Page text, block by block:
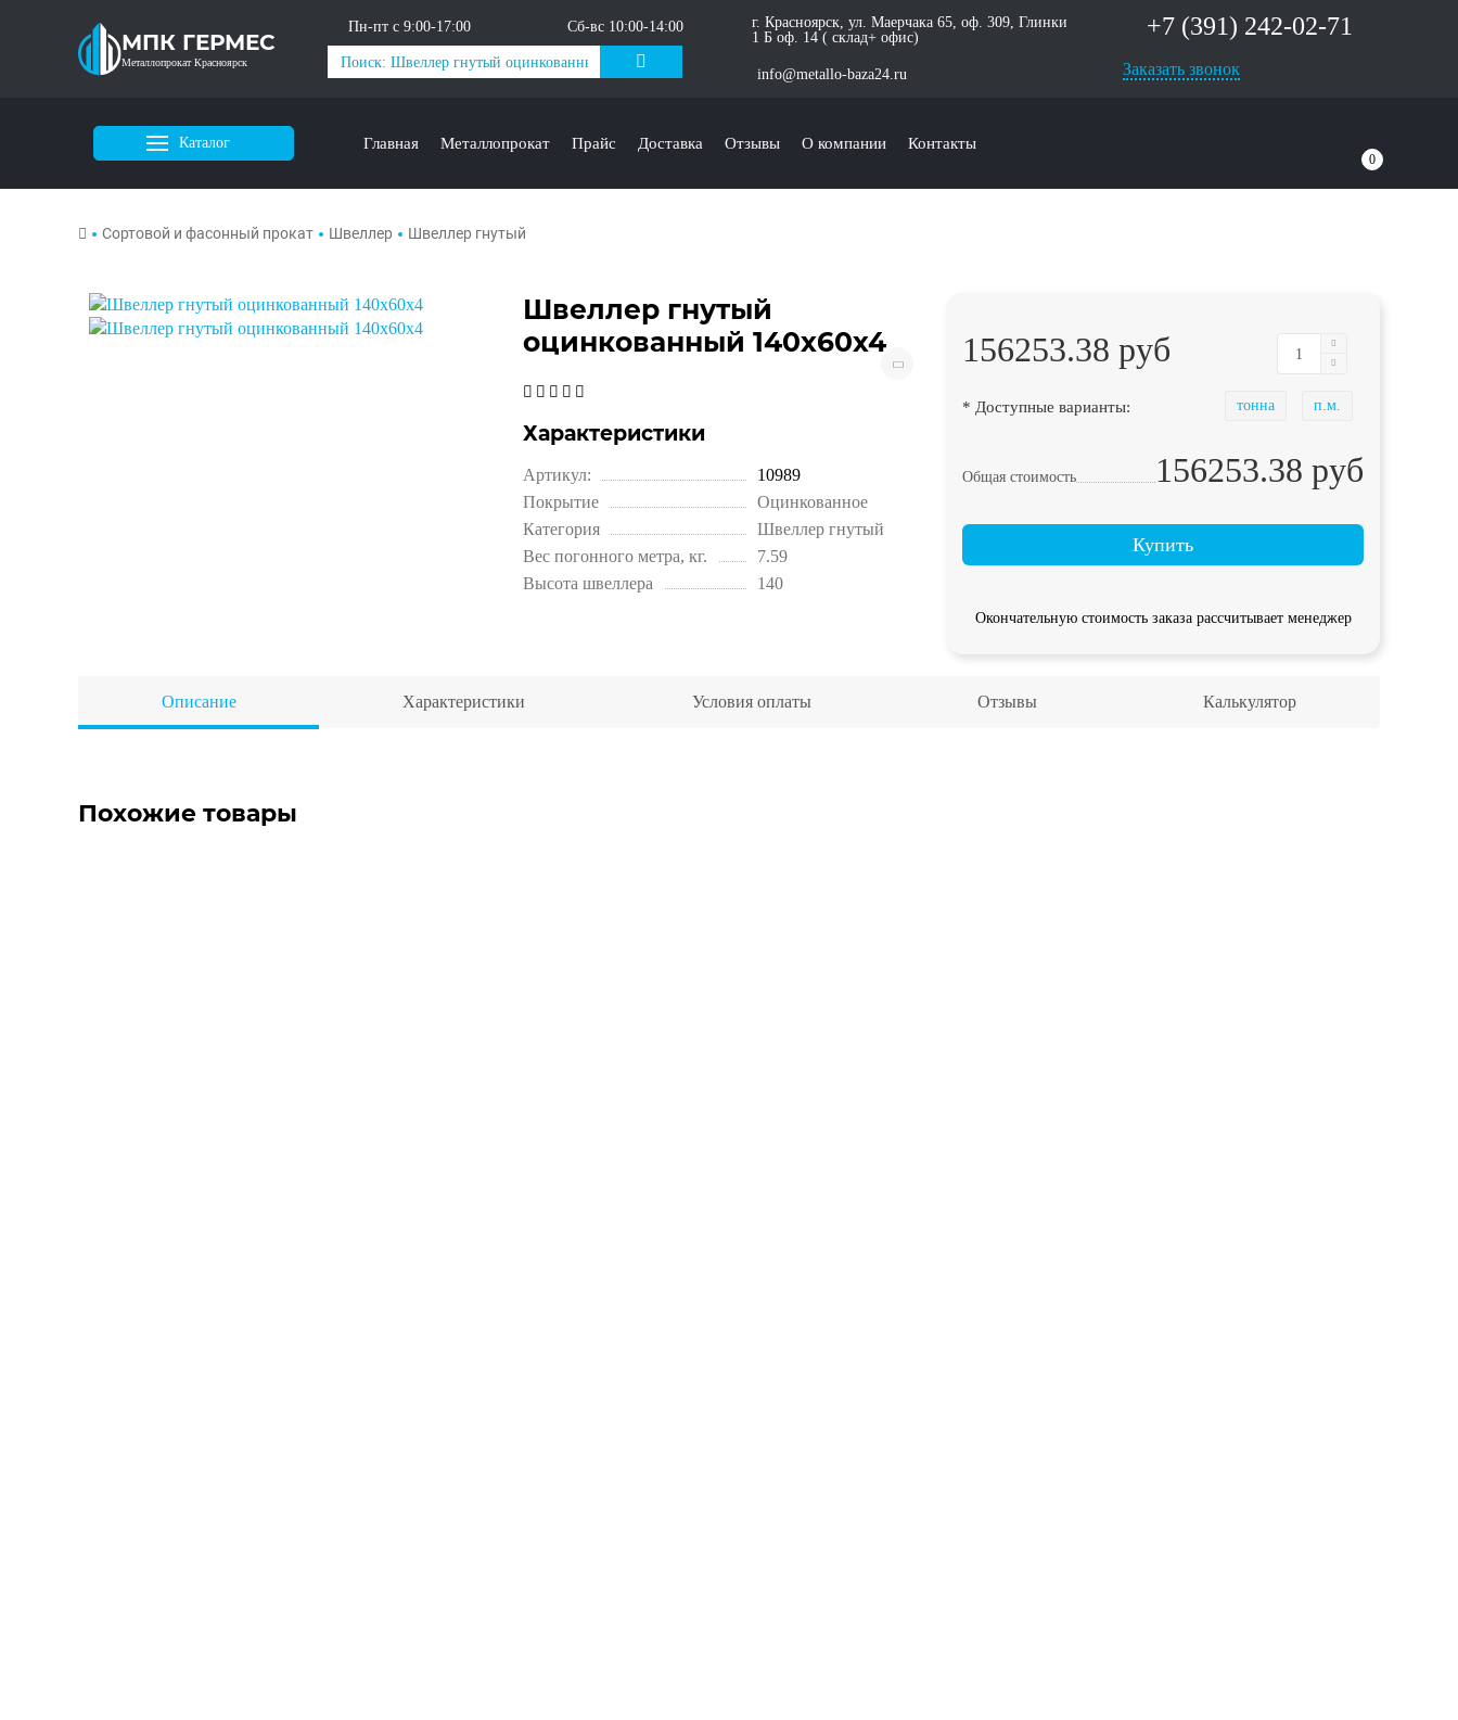
МПК ГЕРМЕС
Металлопрокат Красноярск
Пн-пт с 9:00-17:00 Сб-вс 10:00-14:00
г. Красноярск, ул. Маерчака 65, оф. 309, Глинки
1 Б оф. 14 ( склад+ офис)
info@metallo-baza24.ru
+7 (391) 242-02-71
Заказать звонок
Каталог Главная Металлопрокат Прайс Доставка Отзывы О компании Контакты
0
Сортовой и фасонный прокат Швеллер Швеллер гнутый
Швеллер гнутый
оцинкованный 140х60х4
Характеристики
Артикул:
10989
Покрытие
Оцинкованное
Категория
Швеллер гнутый
Вес погонного метра, кг.
7.59
Высота швеллера
140
156253.38 руб
* Доступные варианты: тонна п.м.
Общая стоимость 156253.38 руб
Купить
Окончательную стоимость заказа рассчитывает менеджер
Описание Характеристики Условия оплаты Отзывы Калькулятор
Похожие товары